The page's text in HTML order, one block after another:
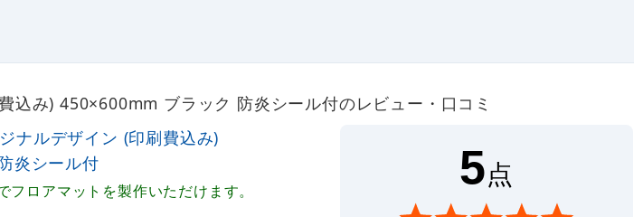
込み) 450×600mm ブラック 防炎シール付のレビュー・口コミ
ナルデザイン (印刷費込み)
炎シール付
ロアマットを製作いただけます。 5点